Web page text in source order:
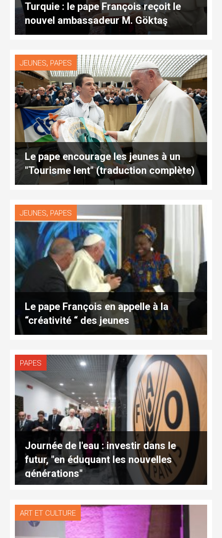
Turquie : le pape François reçoit le
nouvel ambassadeur M. Göktaş
JEUNES, PAPES
Le pape encourage les jeunes à un
"Tourisme lent" (traduction complète)
JEUNES, PAPES
Le pape François en appelle à la
“créativité “ des jeunes
PAPES
Journée de l'eau : investir dans le
futur, "en éduquant les nouvelles
générations"
ART ET CULTURE